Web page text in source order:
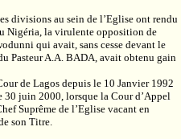
divisions au sein de l’Eglise ont rendu
Nigéria, la virulente opposition de
qui avait, sans cesse devant le
Pasteur A.A. BADA, avait obtenu gain
de Lagos depuis le 10 Janvier 1992
30 juin 2000, lorsquela Courd’Appel
Suprême de l’Eglise vacant en
son Titre.